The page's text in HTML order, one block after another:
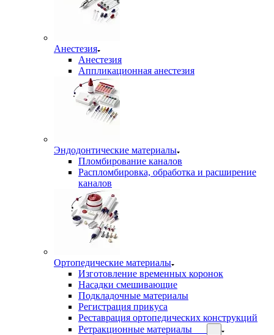
Анестезия
Анестезия
Аппликационная анестезия
Эндодонтические материалы
Пломбирование каналов
Распломбировка, обработка и расширение
каналов
Ортопедические материалы
Изготовление временных коронок
Насадки смешивающие
Подкладочные материалы
Регистрация прикуса
Реставрация ортопедических конструкций
Ретракционные материалы